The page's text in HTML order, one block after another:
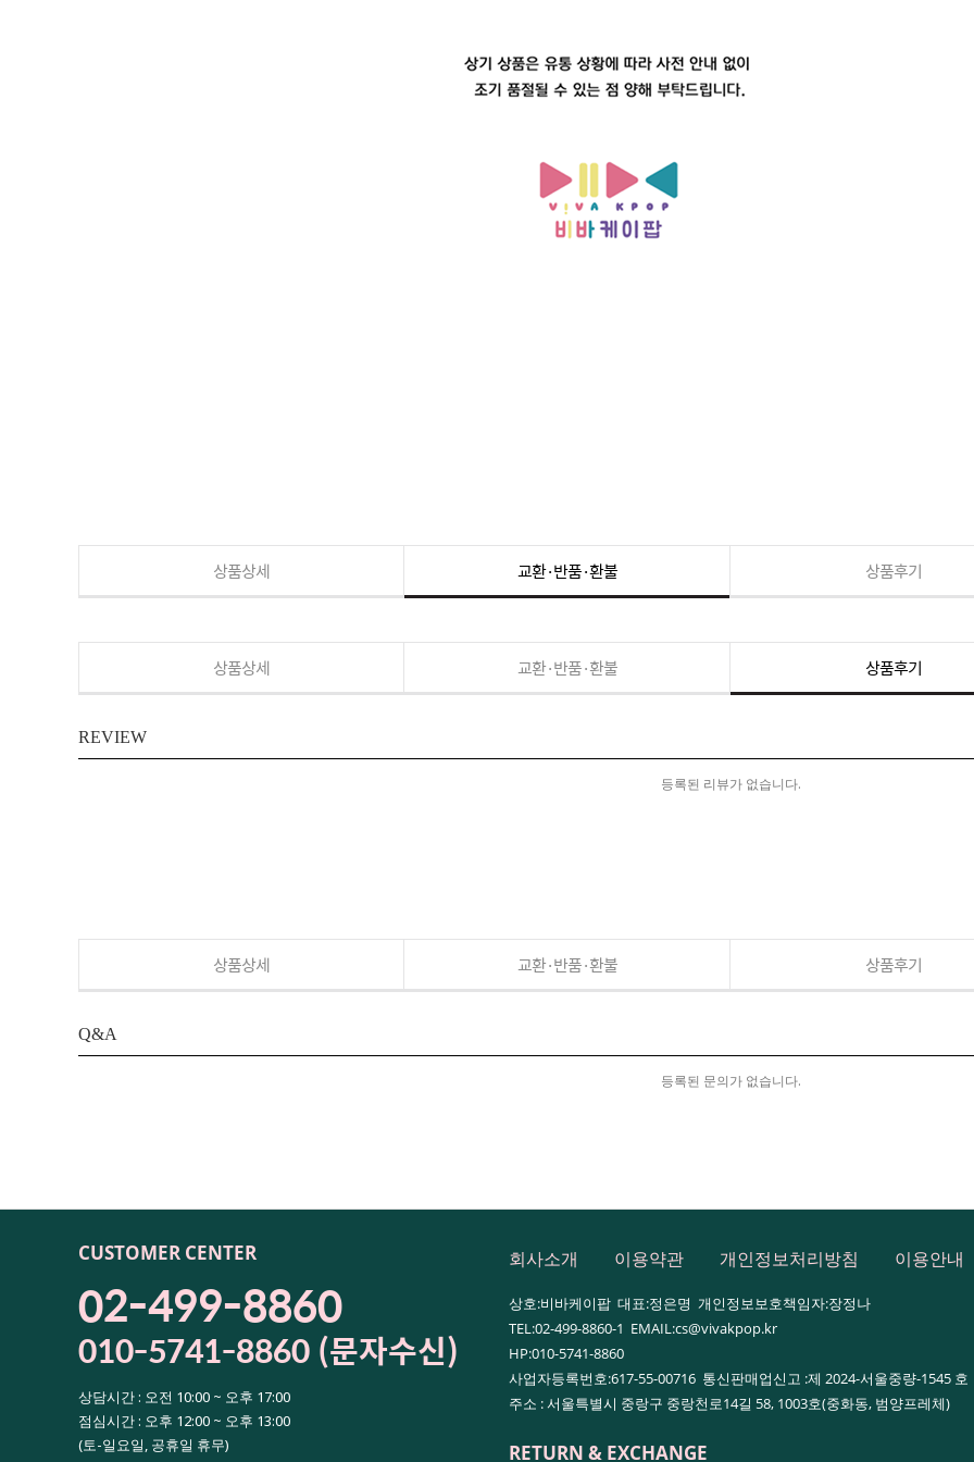
상품상세 교환·반품·환불 상품후기
상품상세 교환·반품·환불 상품후기
REVIEW
등록된 리뷰가 없습니다.
상품상세 교환·반품·환불 상품후기
Q&A
등록된 문의가 없습니다.
CUSTOMER CENTER
02-499-8860
010-5741-8860 (문자수신)
상담시간 : 오전 10:00 ~ 오후 17:00
점심시간 : 오후 12:00 ~ 오후 13:00
(토-일요일, 공휴일 휴무)
회사소개 이용약관 개인정보처리방침 이용안내
상호:비바케이팝 대표:정은명 개인정보보호책임자:장정나
TEL:02-499-8860-1 EMAIL:cs@vivakpop.kr
HP:010-5741-8860
사업자등록번호:617-55-00716 통신판매업신고 :제 2024-서울중량-1545 호
주소 : 서울특별시 중랑구 중랑천로14길 58, 1003호(중화동, 범양프레체)
RETURN & EXCHANGE